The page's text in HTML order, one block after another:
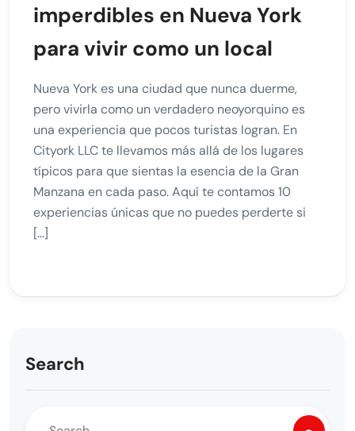
imperdibles en Nueva York
para vivir como un local
Nueva York es una ciudad que nunca duerme,
pero vivirla como un verdadero neoyorquino es
una experiencia que pocos turistas logran. En
Cityork LLC te llevamos más allá de los lugares
típicos para que sientas la esencia de la Gran
Manzana en cada paso. Aquí te contamos 10
experiencias únicas que no puedes perderte si
[…]
Search